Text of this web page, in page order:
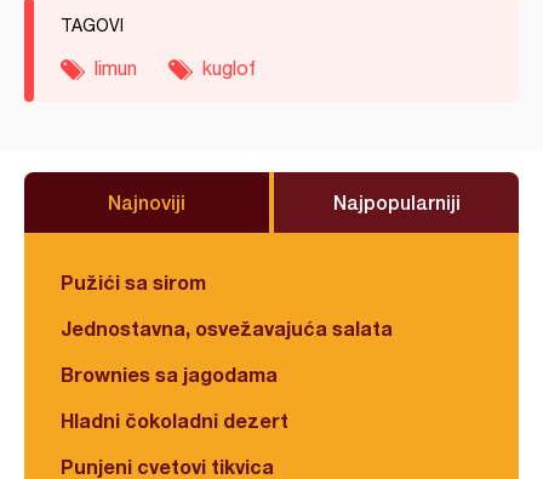
TAGOVI
limun kuglof
Najnoviji Najpopularniji
Pužići sa sirom
Jednostavna, osvežavajuća salata
Brownies sa jagodama
Hladni čokoladni dezert
Punjeni cvetovi tikvica